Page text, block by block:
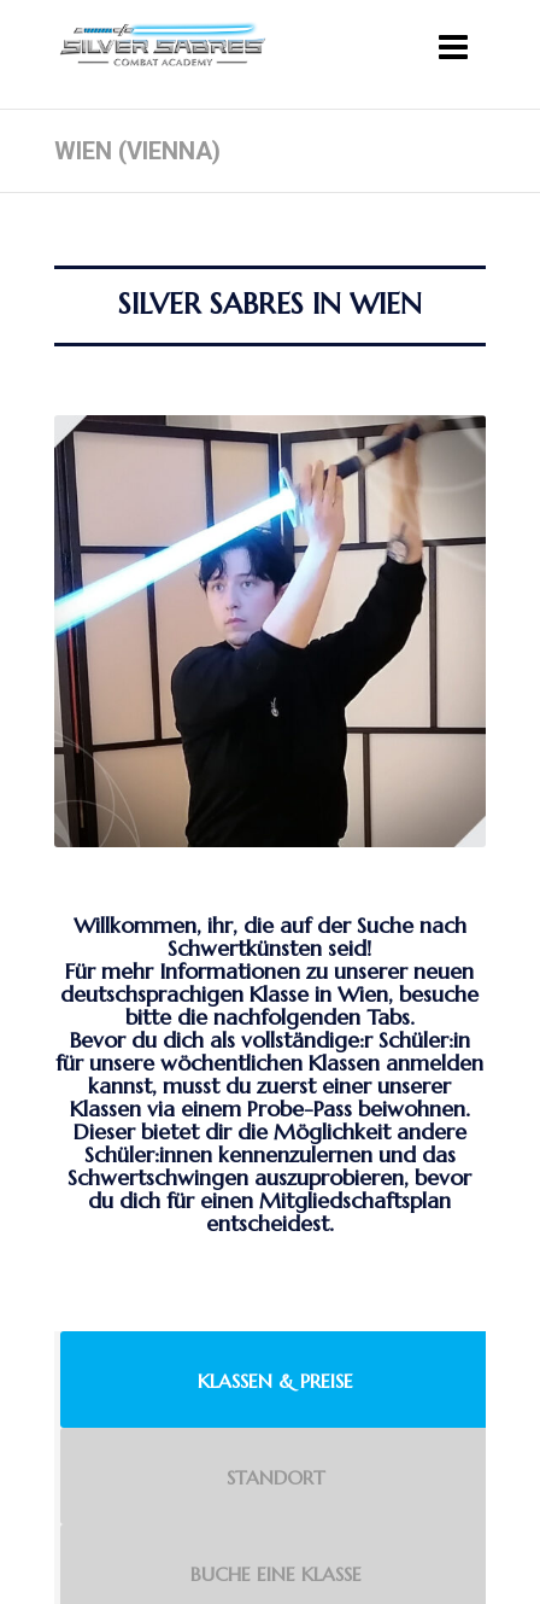
WIEN (VIENNA)
SILVER SABRES IN WIEN
Willkommen, ihr, die auf der Suche nach
Schwertkünsten seid!
Für mehr Informationen zu unserer neuen
deutschsprachigen Klasse in Wien, besuche
bitte die nachfolgenden Tabs.
Bevor du dich als vollständige:r Schüler:in
für unsere wöchentlichen Klassen anmelden
kannst, musst du zuerst einer unserer
Klassen via einem Probe-Pass beiwohnen.
Dieser bietet dir die Möglichkeit andere
Schüler:innen kennenzulernen und das
Schwertschwingen auszuprobieren, bevor
du dich für einen Mitgliedschaftsplan
entscheidest.
KLASSEN & PREISE
STANDORT
BUCHE EINE KLASSE